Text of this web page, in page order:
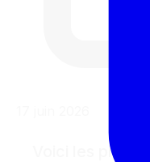
Voici les